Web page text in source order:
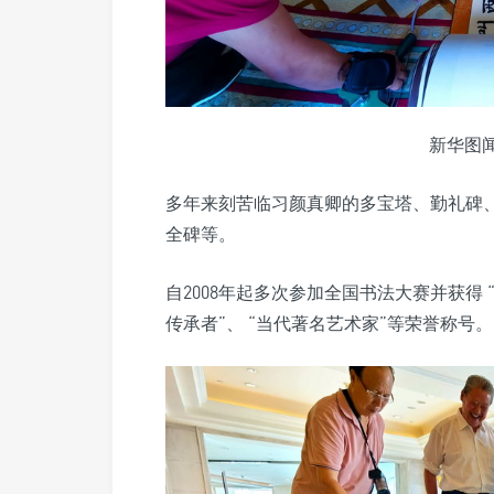
新华图
多年来刻苦临习颜真卿的多宝塔、勤礼
全碑等。
自2008年起多次参加全国书法大赛并获得
传承者”、 “当代著名艺术家”等荣誉称号。